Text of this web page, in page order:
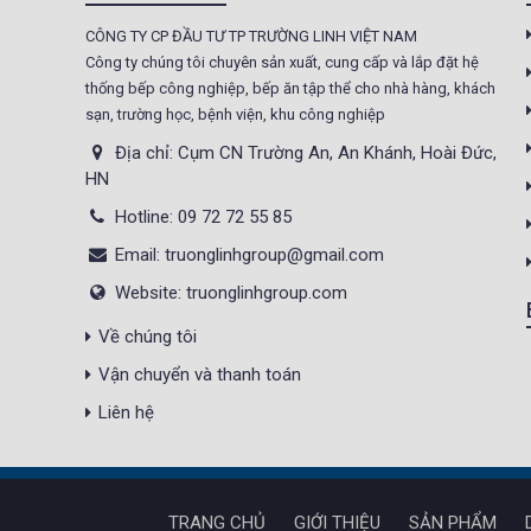
Tủ sấy công nghiệp
21.300.000 đ
20.500.000 đ
Không áp
Còn hàng
Giá : 5.000.000 đ
Không áp
dụng
Còn hàng
GC1050
Máy Làm Kem Tươi
CÔNG TY CP ĐẦU TƯ TP TRƯỜNG LINH VIỆT NAM
Công ty chúng tôi chuyên sản xuất, cung cấp và lắp đặt hệ
thống bếp công nghiệp, bếp ăn tập thể cho nhà hàng, khách
sạn, trường học, bệnh viện, khu công nghiệp
Địa chỉ: Cụm CN Trường An, An Khánh, Hoài Đức,
HN
Hotline: 09 72 72 55 85
Email: truonglinhgroup@gmail.com
Website: truonglinhgroup.com
Về chúng tôi
Vận chuyển và thanh toán
Liên hệ
TRANG CHỦ GIỚI THIỆU SẢN PHẨM